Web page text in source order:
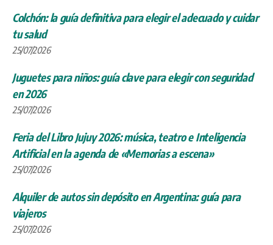
Colchón: la guía definitiva para elegir el adecuado y cuidar
tu salud
25/07/2026
Juguetes para niños: guía clave para elegir con seguridad
en 2026
25/07/2026
Feria del Libro Jujuy 2026: música, teatro e Inteligencia
Artificial en la agenda de «Memorias a escena»
25/07/2026
Alquiler de autos sin depósito en Argentina: guía para
viajeros
25/07/2026